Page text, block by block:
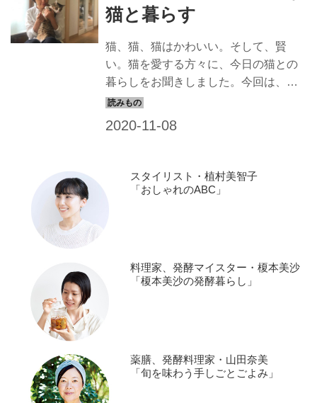
猫と暮らす
猫、猫、猫はかわいい。そして、賢
い。猫を愛する方々に、今日の猫との
暮らしをお聞きしました。今回は、長
谷川ちえさん。全ての猫好きの方のた
スタイリスト・植村美智子
「おしゃれのABC」
料理家、発酵マイスター・榎本美沙
「榎本美沙の発酵暮らし」
薬膳、発酵料理家・山田奈美
「旬を味わう手しごとごよみ」